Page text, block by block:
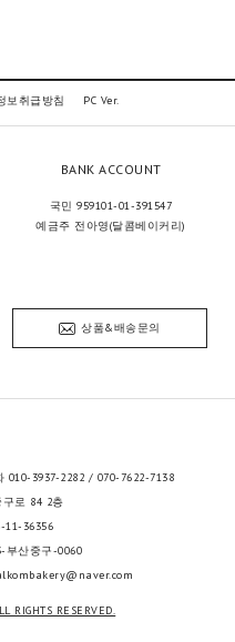
보취급방침 PC Ver.
BANK ACCOUNT
국민 959101-01-391547
예금주 전아영(달콤베이커리)
상품&배송문의
3937-2282 / 070-7622-7138
로 84 2층
11-36356
부산중구-0060
RIGHTS RESERVED.